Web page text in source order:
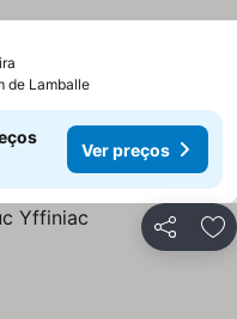
de Lamballe
Ver preços
Partilhar